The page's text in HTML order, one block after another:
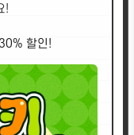
!
할인!